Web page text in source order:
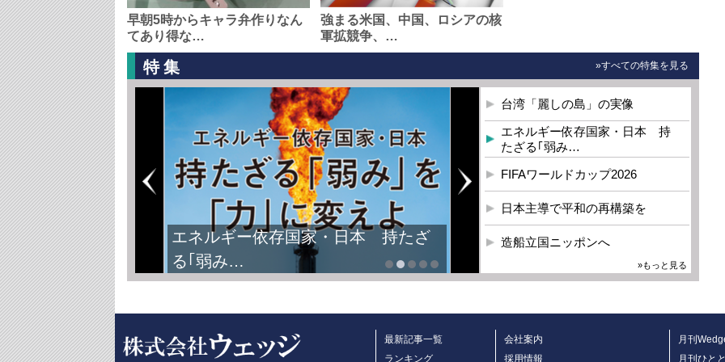
早朝5時からキャラ弁作りなん
てあり得な…
強まる米国、中国、ロシアの核
軍拡競争、…
特集 »すべての特集を見る
FIFAワールドカップ2026
台湾「麗しの島」の実像
エネルギー依存国家・日本 持
たざる｢弱み…
FIFAワールドカップ2026
日本主導で平和の再構築を
造船立国ニッポンへ
»もっと見る
最新記事一覧
ランキング
会社案内
採用情報
月刊
月刊ひと